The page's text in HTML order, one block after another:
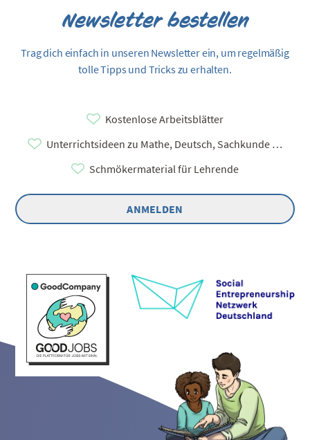
Newsletter bestellen
Trag dich einfach in unseren Newsletter ein, um regelmäßig
tolle Tipps und Tricks zu erhalten.
Kostenlose Arbeitsblätter
Unterrichtsideen zu Mathe, Deutsch, Sachkunde …
Schmökermaterial für Lehrende
ANMELDEN